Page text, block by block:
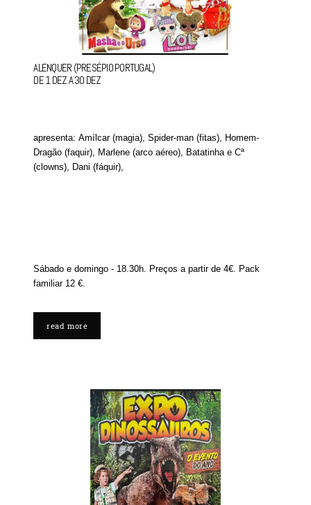
ALENQUER (PRESÉPIO PORTUGAL)
DE 1 DEZ A 30 DEZ
apresenta: Amílcar (magia), Spider-man (fitas), Homem-
Dragão (faquir), Marlene (arco aéreo), Batatinha e Cª
(clowns), Dani (fáquir),
Sábado e domingo - 18.30h. Preços a partir de 4€. Pack
familiar 12 €.
read more